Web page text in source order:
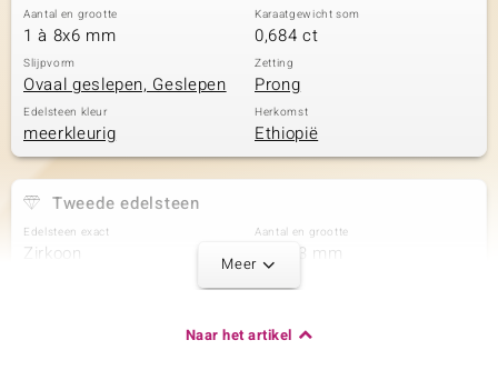
Aantal en grootte
1 à 8x6 mm
Karaatgewicht som
0,684 ct
Slijpvorm
Ovaal geslepen, Geslepen
Zetting
Prong
Edelsteen kleur
meerkleurig
Herkomst
Ethiopië
Tweede edelsteen
Edelsteen exact
Zirkoon
Aantal en grootte
2 à 1,3 mm
Herkomst
Meer
Naar het artikel